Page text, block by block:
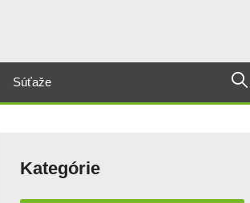
Súťaže
Kategórie